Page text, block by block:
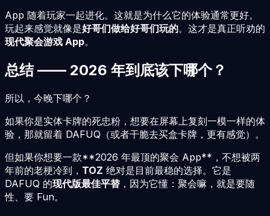
App 随着玩家一起进化。这就是为什么它的体验通常更好。
玩起来感觉就像是好哥们做给好哥们玩的。这才是真正听劝的
现代聚会游戏 App。
总结 —— 2026 年到底该下哪个？
所以，今晚下哪个？
如果你是实体卡牌的死忠粉，想要在屏幕上复刻一模一样的体
验，那就留着 DAFUQ（或者干脆去买盒卡牌，更有感觉）。
但如果你想要一款**2026 年最顶的聚会 App**，不想被两
年前的老梗冷到， TOZ 绝对是目前最稳的选择。它是
DAFUQ 的现代版最佳平替 ，因为它懂：聚会嘛，就是要随
性、要 Fun。